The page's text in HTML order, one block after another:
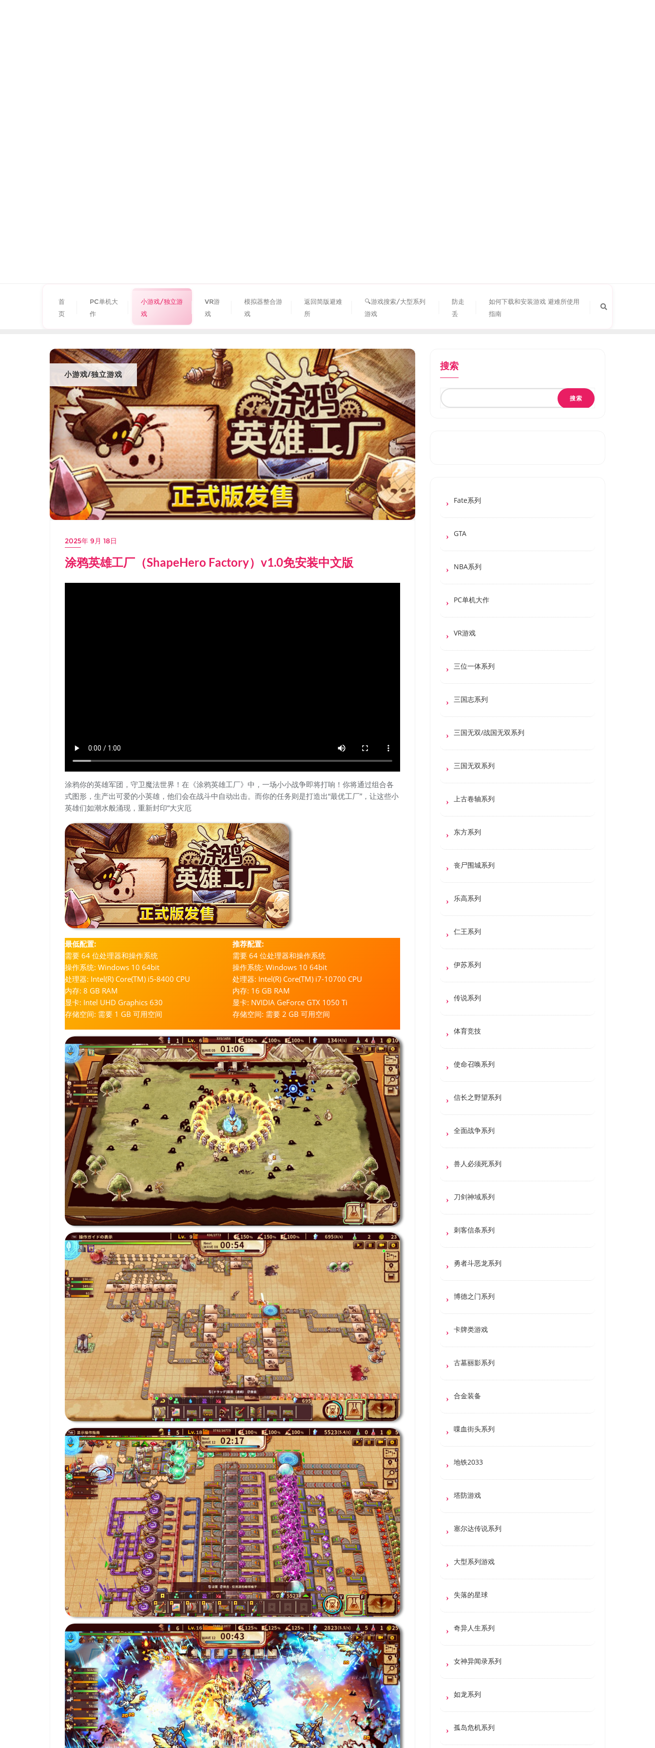
首
页
PC单机大
作
小游戏/独立游
戏
VR游
戏
模拟器整合游
戏
返回简版避难
所
🔍游戏搜索/大型系列
游戏
防走
丢
如何下载和安装游戏 避难所使用
指南
小游戏/独立游戏
2025年 9月 18日
涂鸦英雄工厂（ShapeHero Factory）v1.0免安装中文版
涂鸦你的英雄军团，守卫魔法世界！在《涂鸦英雄工厂》中，一场小小战争即将打响！你将通过组合各
式图形，生产出可爱的小英雄，他们会在战斗中自动出击。而你的任务则是打造出“最优工厂”，让这些小
英雄们如潮水般涌现，重新封印“大灾厄
最低配置:
需要 64 位处理器和操作系统
操作系统: Windows 10 64bit
处理器: Intel(R) Core(TM) i5-8400 CPU
内存: 8 GB RAM
显卡: Intel UHD Graphics 630
存储空间: 需要 1 GB 可用空间
推荐配置:
需要 64 位处理器和操作系统
操作系统: Windows 10 64bit
处理器: Intel(R) Core(TM) i7-10700 CPU
内存: 16 GB RAM
显卡: NVIDIA GeForce GTX 1050 Ti
存储空间: 需要 2 GB 可用空间
搜索
搜索
Fate系列
GTA
NBA系列
PC单机大作
VR游戏
三位一体系列
三国志系列
三国无双/战国无双系列
三国无双系列
上古卷轴系列
东方系列
丧尸围城系列
乐高系列
仁王系列
伊苏系列
传说系列
体育竞技
使命召唤系列
信长之野望系列
全面战争系列
兽人必须死系列
刀剑神域系列
刺客信条系列
勇者斗恶龙系列
博德之门系列
卡牌类游戏
古墓丽影系列
合金装备
喋血街头系列
地铁2033
塔防游戏
塞尔达传说系列
大型系列游戏
失落的星球
奇异人生系列
女神异闻录系列
如龙系列
孤岛危机系列